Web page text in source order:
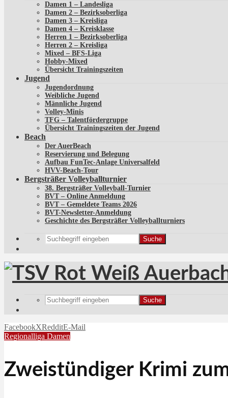
Damen 1 – Landesliga
Damen 2 – Bezirksoberliga
Damen 3 – Kreisliga
Damen 4 – Kreisklasse
Herren 1 – Bezirksoberliga
Herren 2 – Kreisliga
Mixed – BFS-Liga
Hobby-Mixed
Übersicht Trainingszeiten
Jugend
Jugendordnung
Weibliche Jugend
Männliche Jugend
Volley-Minis
TFG – Talentfördergruppe
Übersicht Trainingszeiten der Jugend
Beach
Der AuerBeach
Reservierung und Belegung
Aufbau FunTec-Anlage Universalfeld
HVV-Beach-Tour
Bergsträßer Volleyballturnier
38. Bergsträßer Volleyball-Turnier
BVT – Online Anmeldung
BVT – Gemeldete Teams 2026
BVT-Newsletter-Anmeldung
Geschichte des Bergsträßer Volleyballturniers
Suche
Suche
FacebookXRedditE-Mail
Regionalliga Damen
Zweistündiger Krimi